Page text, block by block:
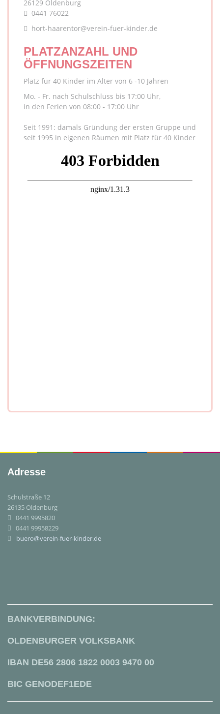
26129 Oldenburg
0441 76022
hort-haarentor@verein-fuer-kinder.de
PLATZANZAHL UND
ÖFFNUNGSZEITEN
Platz für 40 Kinder im Alter von 6 -10 Jahren
Mo. - Fr. nach Schulschluss bis 17:00 Uhr,
in den Ferien von 08:00 - 17:00 Uhr
Seit 1991: damals Gründung der ersten Gruppe und
seit 1995 in eigenen Räumen mit Platz für 40 Kinder
Adresse
Schulstraße 12
26135 Oldenburg
0441 9995820
0441 99958229
buero@verein-fuer-kinder.de
BANKVERBINDUNG:
OLDENBURGER VOLKSBANK
IBAN DE56 2806 1822 0003 9470 00
BIC GENODEF1EDE